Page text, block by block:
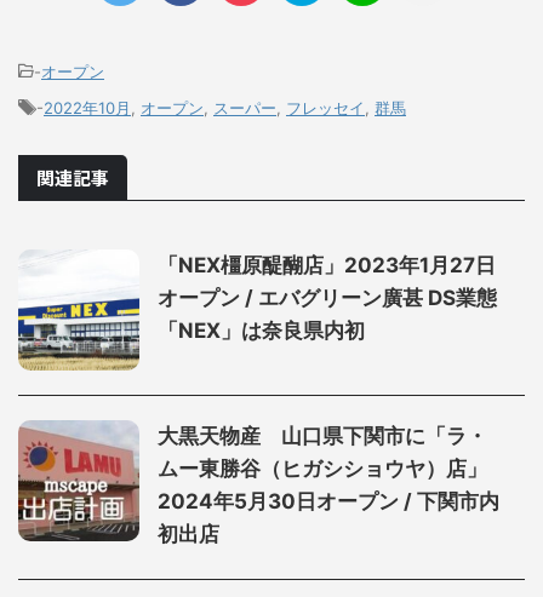
-オープン
-2022年10月 オープン スーパー フレッセイ 群馬
関連記事
「NEX橿原醍醐店」2023年1月27日
オープン / エバグリーン廣甚 DS業態
「NEX」は奈良県内初
大黒天物産 山口県下関市に「ラ・
ムー東勝谷（ヒガシショウヤ）店」
2024年5月30日オープン / 下関市内
初出店